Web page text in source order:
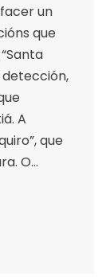
un
que
detección,
A
que
O…